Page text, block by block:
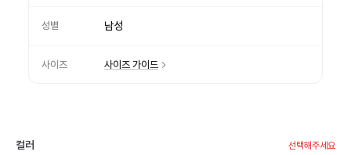
성별 남성
사이즈 사이즈 가이드
컬러 선택해주세요